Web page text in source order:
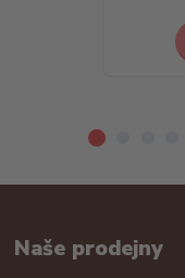
Naše prodejny